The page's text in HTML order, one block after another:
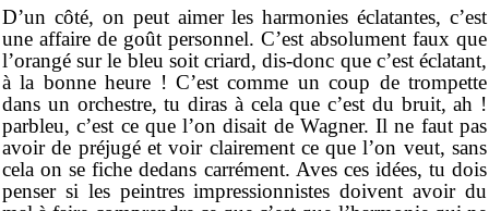
D’un côté, on peut aimer les harmonies éclatantes, c’est
une affaire de goût personnel. C’est absolument faux que
l’orangé sur le bleu soit criard, dis-donc que c’est éclatant,
à la bonne heure ! C’est comme un coup de trompette
dans un orchestre, tu diras à cela que c’est du bruit, ah !
parbleu, c’est ce que l’on disait de Wagner. Il ne faut pas
avoir de préjugé et voir clairement ce que l’on veut, sans
cela on se fiche dedans carrément. Aves ces idées, tu dois
penser si les peintres impressionnistes doivent avoir du